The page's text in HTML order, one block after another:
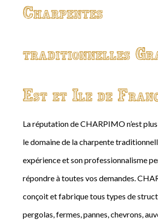
Charpentes
traditionnelles
Est et Ile de
La réputation de CHARPIMO n’est
le domaine de la charpente
expérience et son professionnalisme
répondre à toutes vos demandes.
conçoit et fabrique tous types de
pergolas, fermes, pannes, chevrons,